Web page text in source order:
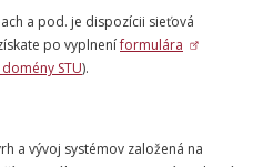
a pod. je dispozícii sieťová
po vyplneníformulára
STU).
a vývoj systémov založená na